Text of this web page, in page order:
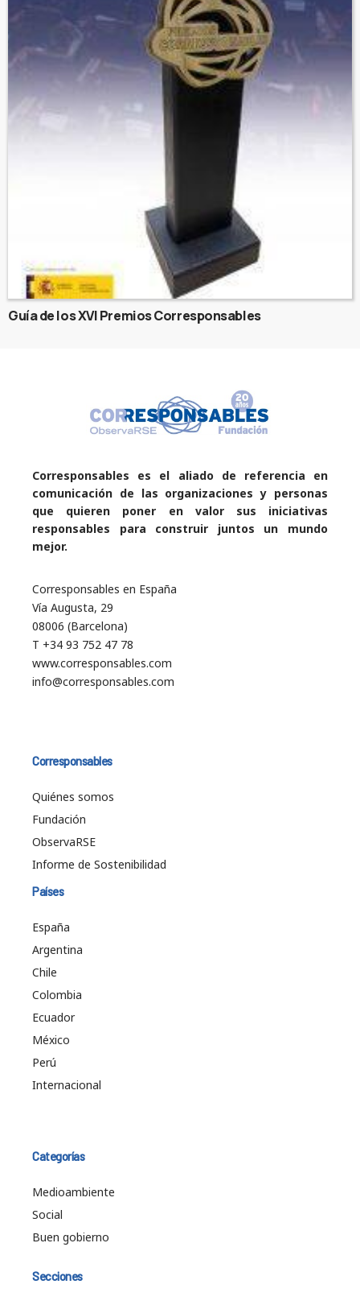
Guía de los XVI Premios Corresponsables
Corresponsables es el aliado de referencia en
comunicación de las organizaciones y personas
que quieren poner en valor sus iniciativas
responsables para construir juntos un mundo
mejor.
Corresponsables en España
Vía Augusta, 29
08006 (Barcelona)
T +34 93 752 47 78
www.corresponsables.com
info@corresponsables.com
Corresponsables
Quiénes somos
Fundación
ObservaRSE
Informe de Sostenibilidad
Países
España
Argentina
Chile
Colombia
Ecuador
México
Perú
Internacional
Categorías
Medioambiente
Social
Buen gobierno
Secciones